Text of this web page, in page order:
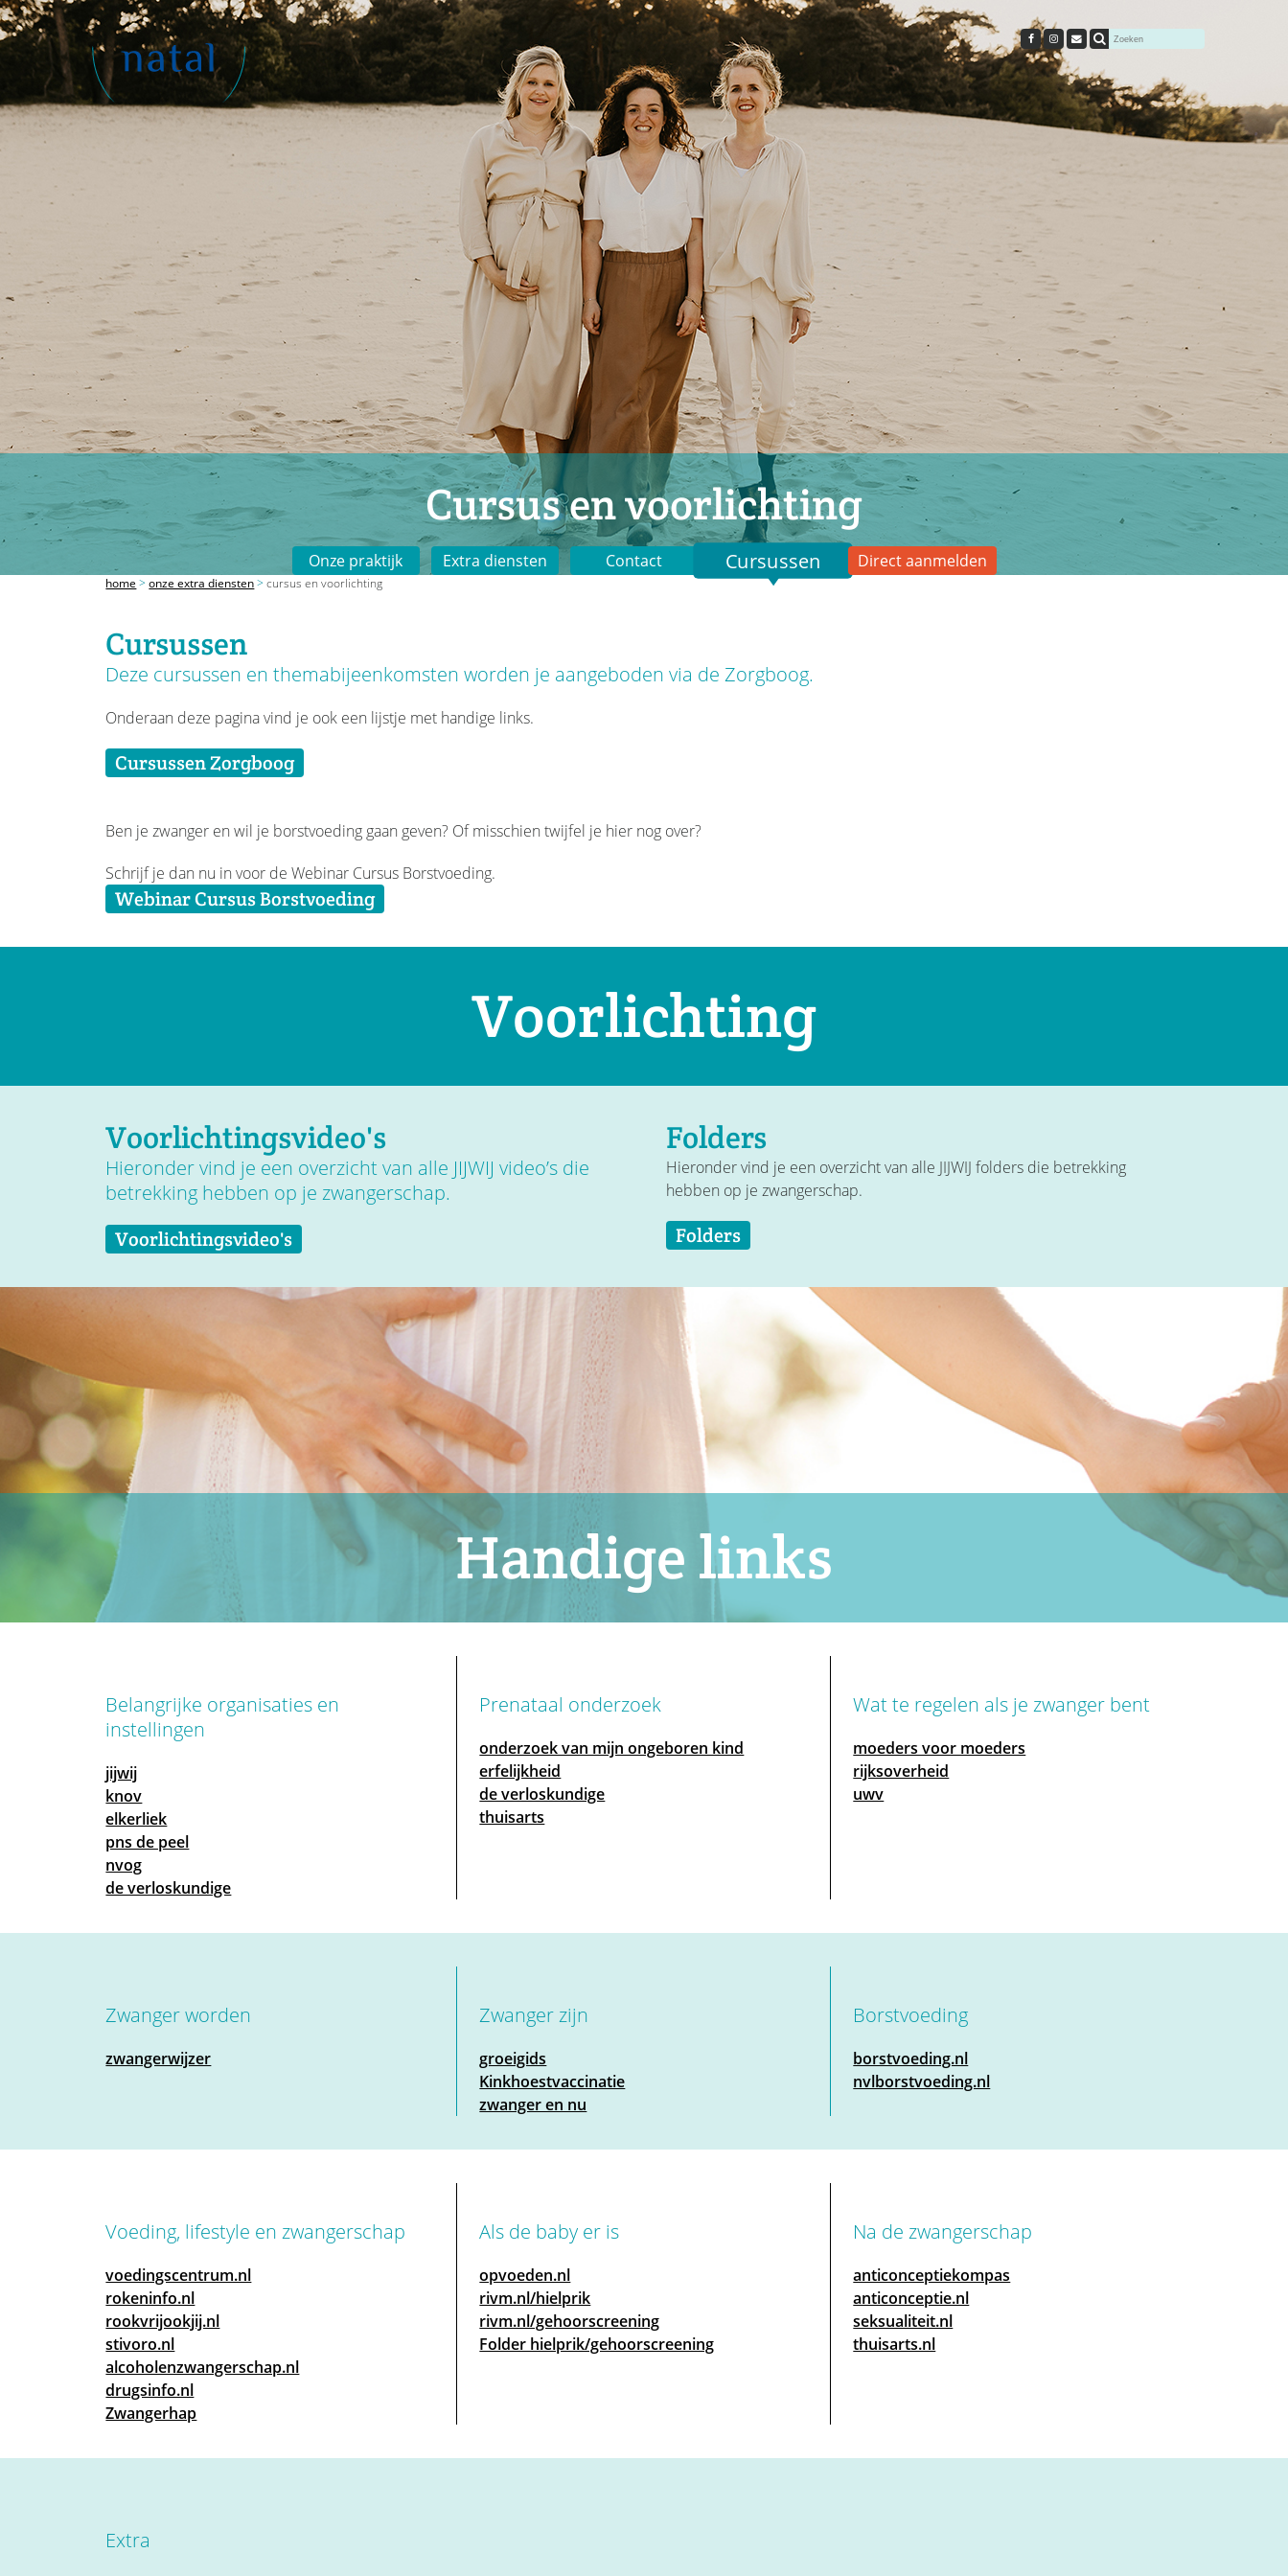
Cursus en voorlichting
Onze praktijk Extra diensten Contact Cursussen Direct aanmelden
Onze praktijk Extra diensten Contact Cursussen Direct aanmelden
home >onze extra diensten>cursus en voorlichting
Cursussen
Deze cursussen en themabijeenkomsten worden je aangeboden via de Zorgboog.
Onderaan deze pagina vind je ook een lijstje met handige links.
Cursussen Zorgboog
Ben je zwanger en wil je borstvoeding gaan geven? Of misschien twijfel je hier nog over?
Schrijf je dan nu in voor de Webinar Cursus Borstvoeding.
Webinar Cursus Borstvoeding
Voorlichting
Voorlichtingsvideo's
Hieronder vind je een overzicht van alle JIJWIJ video’s die
betrekking hebben op je zwangerschap.
Voorlichtingsvideo's
Folders
Hieronder vind je een overzicht van alle JIJWIJ folders die betrekking
hebben op je zwangerschap.
Folders
Handige links
Belangrijke organisaties en
instellingen
jijwij
knov
elkerliek
pns de peel
nvog
de verloskundige
Prenataal onderzoek
onderzoek van mijn ongeboren kind
erfelijkheid
de verloskundige
thuisarts
Wat te regelen als je zwanger bent
moeders voor moeders
rijksoverheid
uwv
Zwanger worden
zwangerwijzer
Zwanger zijn
groeigids
Kinkhoestvaccinatie
zwanger en nu
Borstvoeding
borstvoeding.nl
nvlborstvoeding.nl
Voeding, lifestyle en zwangerschap
voedingscentrum.nl
rokeninfo.nl
rookvrijookjij.nl
stivoro.nl
alcoholenzwangerschap.nl
drugsinfo.nl
Zwangerhap
Als de baby er is
opvoeden.nl
rivm.nl/hielprik
rivm.nl/gehoorscreening
Folder hielprik/gehoorscreening
Na de zwangerschap
anticonceptiekompas
anticonceptie.nl
seksualiteit.nl
thuisarts.nl
Extra